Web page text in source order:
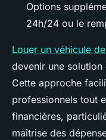
Options
24h/24 ou le
Louer un véhicule
devenir une
Cette approche
professionnels tout
financières,
maîtrise des